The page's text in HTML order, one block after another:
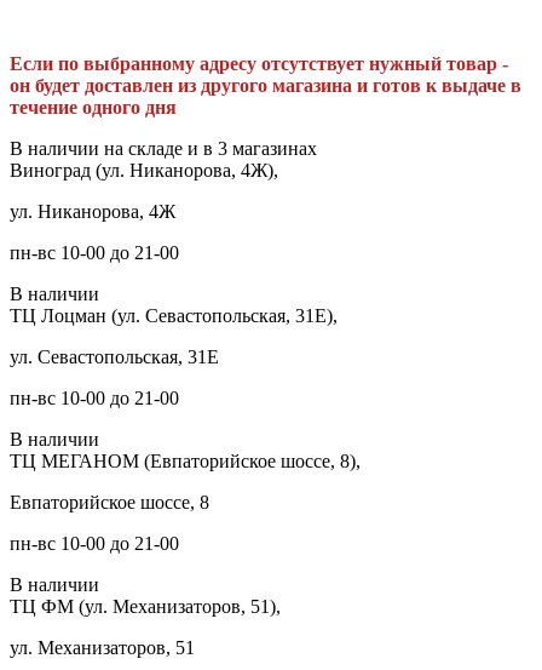
Если по выбранному адресу отсутствует нужный товар -
он будет доставлен из другого магазина и готов к выдаче в
течение одного дня
В наличии на складе и в 3 магазинах
Виноград (ул. Никанорова, 4Ж),
ул. Никанорова, 4Ж
пн-вс 10-00 до 21-00
В наличии
ТЦ Лоцман (ул. Севастопольская, 31Е),
ул. Севастопольская, 31Е
пн-вс 10-00 до 21-00
В наличии
ТЦ МЕГАНОМ (Евпаторийское шоссе, 8),
Евпаторийское шоссе, 8
пн-вс 10-00 до 21-00
В наличии
ТЦ ФМ (ул. Механизаторов, 51),
ул. Механизаторов, 51